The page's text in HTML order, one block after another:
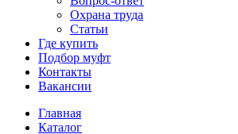
Охрана труда
Статьи
Где купить
Подбор муфт
Контакты
Вакансии
Главная
Каталог